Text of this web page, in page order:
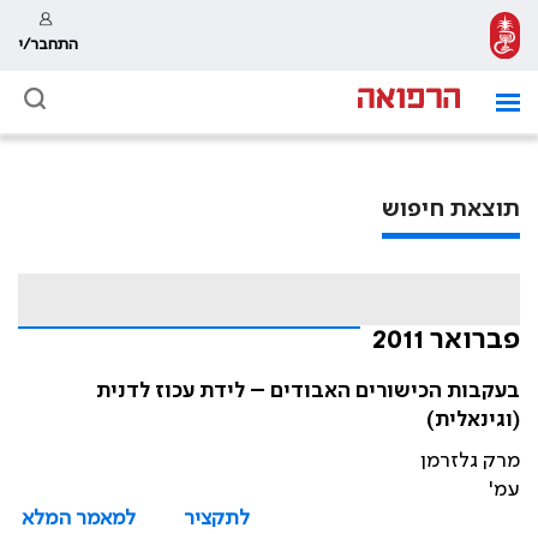
התחבר/י
תוצאת חיפוש
פברואר 2011
בעקבות הכישורים האבודים – לידת עכוז לדנית
(וגינאלית)
מרק גלזרמן
עמ'
לתקציר
למאמר המלא